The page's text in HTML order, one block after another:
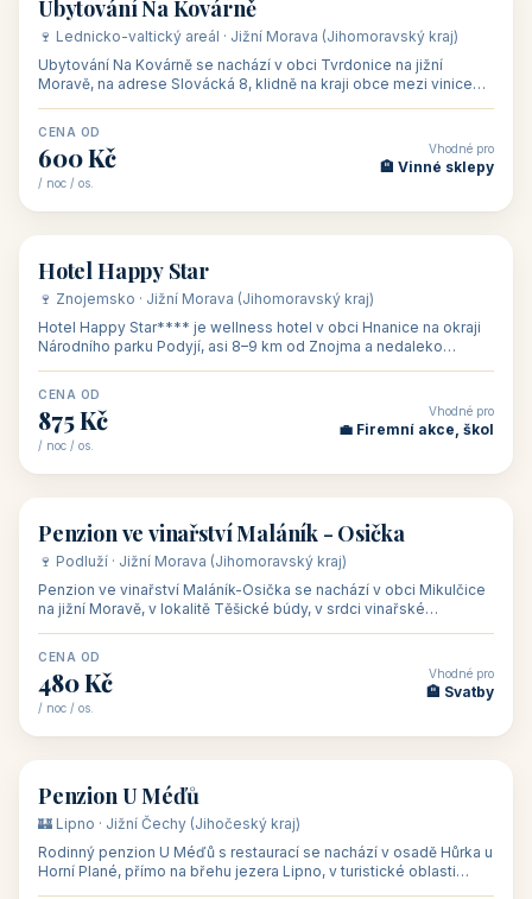
Ubytování Na Kovárně
🍷 Lednicko-valtický areál · Jižní Morava (Jihomoravský kraj)
Ubytování Na Kovárně se nachází v obci Tvrdonice na jižní
Moravě, na adrese Slovácká 8, klidně na kraji obce mezi vinicemi,
CENA OD
600 Kč
/ noc / os.
Vhodné pro
🏨 Vinné sklepy
🏨 hotel
Hotel Happy Star
🍷 Znojemsko · Jižní Morava (Jihomoravský kraj)
Hotel Happy Star**** je wellness hotel v obci Hnanice na okraji
Národního parku Podyjí, asi 8–9 km od Znojma a nedaleko
CENA OD
875 Kč
/ noc / os.
Vhodné pro
💼 Firemní akce, škol
🏡 penzion
Penzion ve vinařství Maláník - Osička
🍷 Podluží · Jižní Morava (Jihomoravský kraj)
Penzion ve vinařství Maláník-Osička se nachází v obci Mikulčice
na jižní Moravě, v lokalitě Těšické búdy, v srdci vinařské
CENA OD
480 Kč
/ noc / os.
Vhodné pro
🏨 Svatby
🏡 penzion
Penzion U Méďů
🏰 Lipno · Jižní Čechy (Jihočeský kraj)
Rodinný penzion U Méďů s restaurací se nachází v osadě Hůrka u
Horní Plané, přímo na břehu jezera Lipno, v turistické oblasti